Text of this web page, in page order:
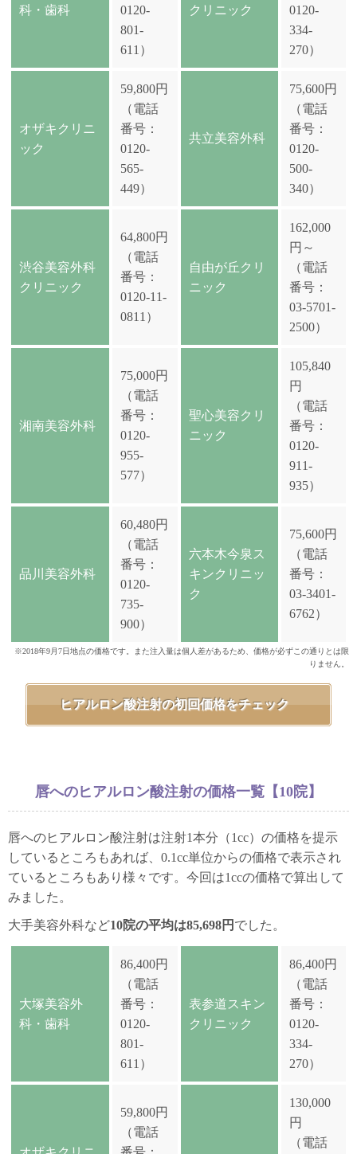
科・歯科
0120-
801-
611）
クリニック
0120-
334-
270）
オザキクリニ
ック
59,800円
（電話
番号：
0120-
565-
449）
共立美容外科
75,600円
（電話
番号：
0120-
500-
340）
渋谷美容外科
クリニック
64,800円
（電話
番号：
0120-11-
0811）
自由が丘クリ
ニック
162,000
円～
（電話
番号：
03-5701-
2500）
湘南美容外科
75,000円
（電話
番号：
0120-
955-
577）
聖心美容クリ
ニック
105,840
円
（電話
番号：
0120-
911-
935）
品川美容外科
60,480円
（電話
番号：
0120-
735-
900）
六本木今泉ス
キンクリニッ
ク
75,600円
（電話
番号：
03-3401-
6762）
※2018年9月7日地点の価格です。また注入量は個人差があるため、価格が必ずこの通りとは限
りません。
ヒアルロン酸注射の初回価格をチェック
唇へのヒアルロン酸注射の価格一覧【10院】
唇へのヒアルロン酸注射は注射1本分（1cc）の価格を提示
しているところもあれば、0.1cc単位からの価格で表示され
ているところもあり様々です。今回は1ccの価格で算出して
みました。
大手美容外科など10院の平均は85,698円 でした。
大塚美容外
科・歯科
86,400円
（電話
番号：
0120-
801-
611）
表参道スキン
クリニック
86,400円
（電話
番号：
0120-
334-
270）
59,800円
（電話
130,000
円
（電話